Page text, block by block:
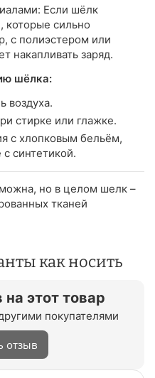
Если шёлк
которые сильно
с полиэстером или
накапливать заряд.
шёлка:
воздуха.
стирке или глажке.
с хлопковым бельём,
синтетикой.
но в целом шелк –
тканей
как носить
этот товар
покупателями
отзыв